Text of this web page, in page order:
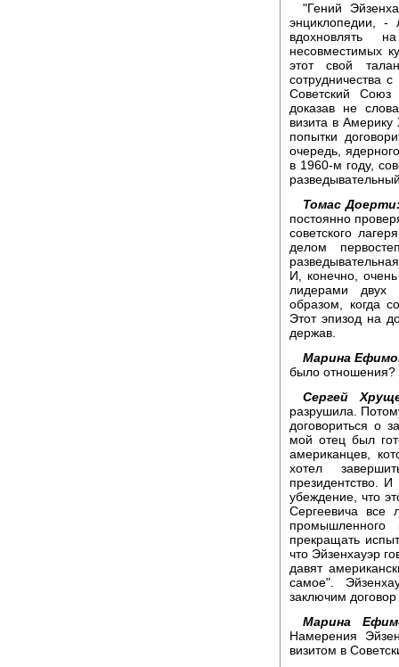
"Гений
энциклопедии,
вдохновлять
несовместимых
этот свой
сотрудничества
Советский Союз
доказав не
визита в
попытки
очередь,
в 1960-м году,
Томас
постоянно
советского
делом
И, конечно,
лидерами двух
образом, когда
Этот эпизод на
держав.
Марина
было отношения?
Сергей
разрушила.
договориться о
мой отец был
американцев,
хотел
президентство.
убеждение, что
Сергеевича все
прекращать
что Эйзенхауэр
давят
самое".
заключим
Марина
Намерения
визитом в